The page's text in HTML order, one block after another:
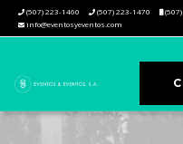
(507) 223-1460 (507) 223-1470
info@eventosyeventos.com